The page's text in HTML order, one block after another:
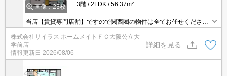
画像：23枚
3階
2LDK 56.37m²
当店【賃貸専門店舗】ですので関西圏の物件は全てお任せくださ
い！どこにある物件でも当店までお気軽にお問い合わせくださいま
せ♪初期費用がご心配な方はクレジット決済が可能ですので安心して
お部屋探し頂けます。
株式会社サイラス ホームメイトＦＣ大阪公立大
学前店
情報更新日 2026/08/06
詳細を見る